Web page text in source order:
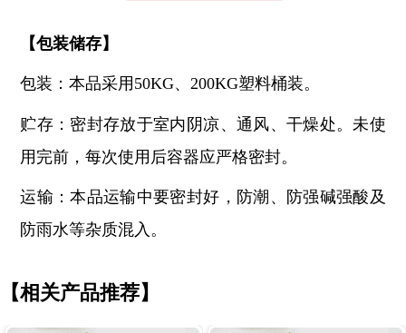
【包装储存】
包装：本品采用 50KG、200KG塑料桶装。
贮存：密封存放于室内阴凉、通风、干燥处。未使
用完前，每次使用后容器应严格密封。
运输：本品运输中要密封好，防潮、防强碱强酸及
防雨水等杂质混入。
【相关产品推荐】